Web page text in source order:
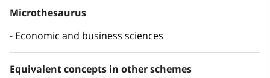
Microthesaurus
Economic and business sciences
Equivalent concepts in other schemes